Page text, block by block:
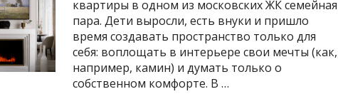
квартиры в одном из московских ЖК семейная
пара. Дети выросли, есть внуки и пришло
время создавать пространство только для
себя: воплощать в интерьере свои мечты (как,
например, камин) и думать только о
собственном комфорте. В …